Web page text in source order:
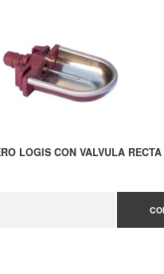
LOGIS CON VALVULA RECTA